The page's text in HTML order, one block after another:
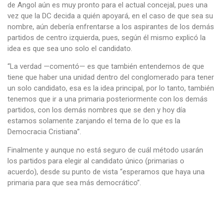
de Angol aún es muy pronto para el actual concejal, pues una
vez que la DC decida a quién apoyará, en el caso de que sea su
nombre, aún debería enfrentarse a los aspirantes de los demás
partidos de centro izquierda, pues, según él mismo explicó la
idea es que sea uno solo el candidato.
“La verdad —comentó— es que también entendemos de que
tiene que haber una unidad dentro del conglomerado para tener
un solo candidato, esa es la idea principal, por lo tanto, también
tenemos que ir a una primaria posteriormente con los demás
partidos, con los demás nombres que se den y hoy día
estamos solamente zanjando el tema de lo que es la
Democracia Cristiana”.
Finalmente y aunque no está seguro de cuál método usarán
los partidos para elegir al candidato único (primarias o
acuerdo), desde su punto de vista “esperamos que haya una
primaria para que sea más democrático”.